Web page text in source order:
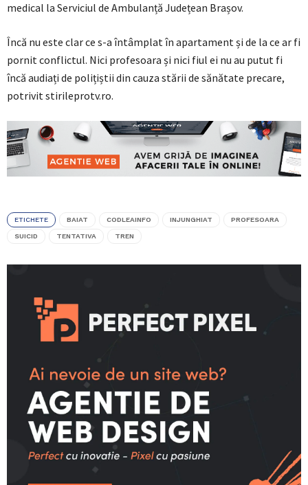
medical la Serviciul de Ambulanță Județean Brașov.
Încă nu este clar ce s-a întâmplat în apartament și de la ce ar fi
pornit conflictul. Nici profesoara și nici fiul ei nu au putut fi
încă audiați de polițiștii din cauza stării de sănătate precare,
potrivit stirileprotv.ro.
ETICHETE BAIAT CODLEAINFO INJUNGHIAT PROFESOARA
SUICID TENTATIVA TREN